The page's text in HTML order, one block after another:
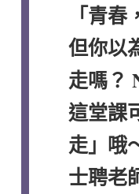
「青春
但你以
走嗎？
這堂課
走」哦
士聘老